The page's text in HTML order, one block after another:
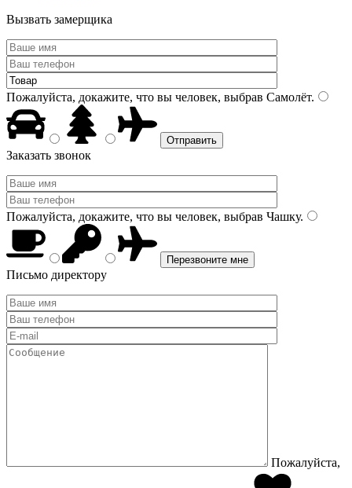
Вызвать замерщика
Пожалуйста, докажите, что вы человек, выбрав Самолёт.
Заказать звонок
Пожалуйста, докажите, что вы человек, выбрав Чашку.
Письмо директору
Пожалуйста,